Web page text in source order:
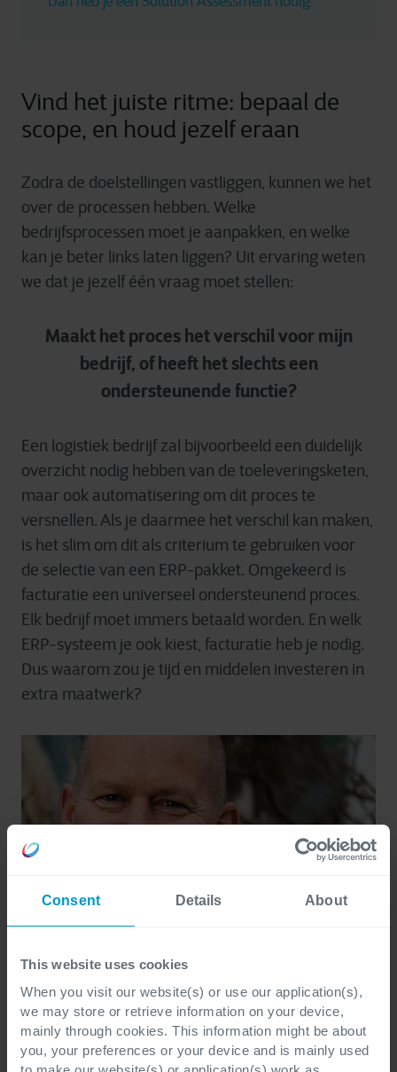
Consent Details About
This website uses cookies
When you visit our website(s) or use our application(s),
we may store or retrieve information on your device,
mainly through cookies. This information might be about
you, your preferences or your device and is mainly used
Vind het juiste ritme: bepaal de
scope, en houd jezelf eraan
Zodra de doelstellingen vastliggen, kunnen we het
over de processen hebben. Welke
bedrijfsprocessen moet je aanpakken, en welke
kan je beter links laten liggen? Uit ervaring weten
we dat je jezelf één vraag moet stellen:
Maakt het proces het verschil voor mijn
bedrijf, of heeft het slechts een
ondersteunende functie?
Een logistiek bedrijf zal bijvoorbeeld een duidelijk
overzicht nodig hebben van de toeleveringsketen,
maar ook automatisering om dit proces te
versnellen. Als je daarmee het verschil kan maken,
is het slim om dit als criterium te gebruiken voor
de selectie van een ERP-pakket. Omgekeerd is
facturatie een universeel ondersteunend proces.
Elk bedrijf moet immers betaald worden. En welk
ERP-systeem je ook kiest, facturatie heb je nodig.
Dus waarom zou je tijd en middelen investeren in
extra maatwerk?